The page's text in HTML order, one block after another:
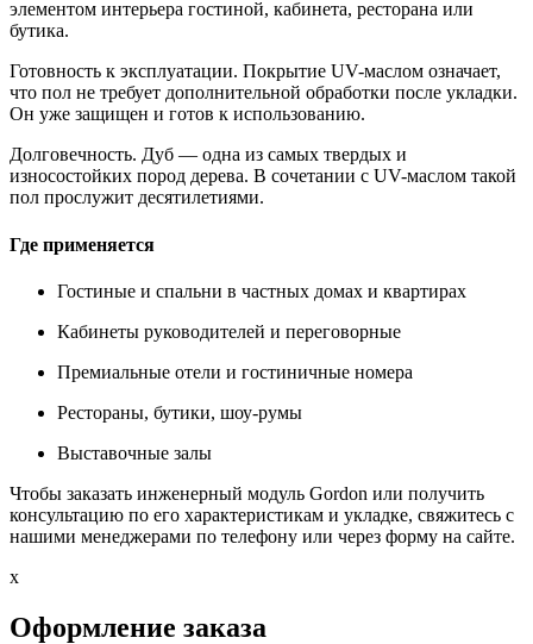
элементом интерьера гостиной, кабинета, ресторана или
бутика.
Готовность к эксплуатации. Покрытие UV-маслом означает,
что пол не требует дополнительной обработки после укладки.
Он уже защищен и готов к использованию.
Долговечность. Дуб — одна из самых твердых и
износостойких пород дерева. В сочетании с UV-маслом такой
пол прослужит десятилетиями.
Где применяется
Гостиные и спальни в частных домах и квартирах
Кабинеты руководителей и переговорные
Премиальные отели и гостиничные номера
Рестораны, бутики, шоу-румы
Выставочные залы
Чтобы заказать инженерный модуль Gordon или получить
консультацию по его характеристикам и укладке, свяжитесь с
нашими менеджерами по телефону или через форму на сайте.
x
Оформление заказа